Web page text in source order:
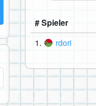
# Spieler
1.
rdori